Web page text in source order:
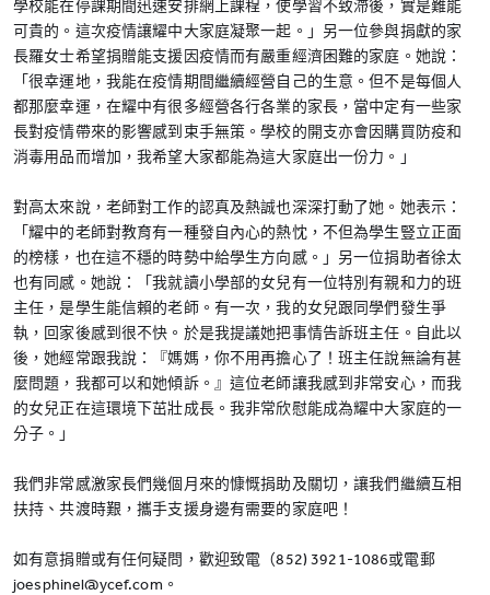
學校能在停課期間迅速安排網上課程，使學習不致滯後，實是難能
可貴的。這次疫情讓耀中大家庭凝聚一起。」另一位參與捐獻的家
長羅女士希望捐贈能支援因疫情而有嚴重經濟困難的家庭。她說：
「很幸運地，我能在疫情期間繼續經營自己的生意。但不是每個人
都那麼幸運，在耀中有很多經營各行各業的家長，當中定有一些家
長對疫情帶來的影響感到束手無策。學校的開支亦會因購買防疫和
消毒用品而增加，我希望大家都能為這大家庭出一份力。」
對高太來說，老師對工作的認真及熱誠也深深打動了她。她表示：
「耀中的老師對教育有一種發自內心的熱忱，不但為學生豎立正面
的榜樣，也在這不穩的時勢中給學生方向感。」另一位捐助者徐太
也有同感。她說：「我就讀小學部的女兒有一位特別有親和力的班
主任，是學生能信賴的老師。有一次，我的女兒跟同學們發生爭
執，回家後感到很不快。於是我提議她把事情告訴班主任。自此以
後，她經常跟我說：『媽媽，你不用再擔心了！班主任說無論有甚
麼問題，我都可以和她傾訴。』這位老師讓我感到非常安心，而我
的女兒正在這環境下茁壯成長。我非常欣慰能成為耀中大家庭的一
分子。」
我們非常感激家長們幾個月來的慷慨捐助及關切，讓我們繼續互相
扶持、共渡時艱，攜手支援身邊有需要的家庭吧！
如有意捐贈或有任何疑問，歡迎致電（852) 3921-1086或電郵
joesphinel@ycef.com。